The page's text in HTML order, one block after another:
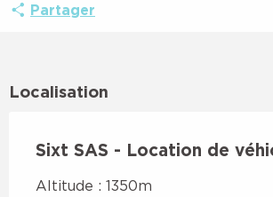
Partager
Localisation
Sixt SAS - Location de
Altitude : 1350m